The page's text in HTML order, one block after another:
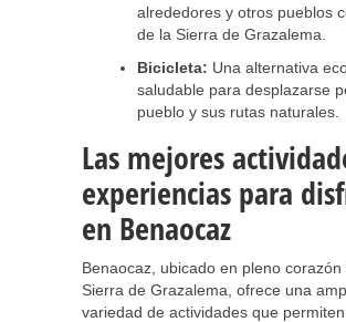
alrededores y otros pueblos
de la Sierra de Grazalema.
Bicicleta: Una alternativa
saludable para desplazarse
pueblo y sus rutas naturales.
Las mejores
experiencias para
en Benaocaz
Benaocaz, ubicado en pleno corazón
Sierra de Grazalema, ofrece una
variedad de actividades que